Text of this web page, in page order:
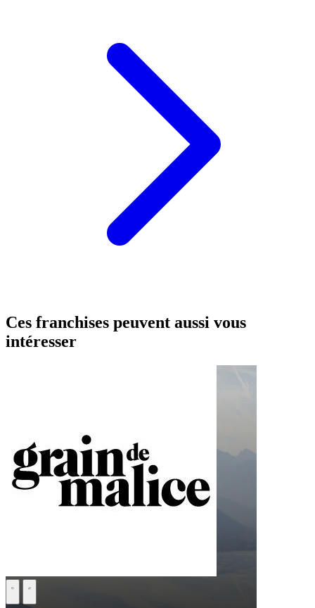
Ces franchises peuvent aussi vous
intéresser